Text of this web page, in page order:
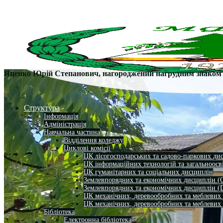
Структура
Інформація
Адміністрація
Навчальна частина
Відділення коледжу
Циклові комісії
ЦК лісогосподарських та садово-паркових
ЦК інформаційних технологій та
ЦК гуманітарних та соціальних дисциплін
Землевпорядних та економічних дисциплін
Землевпорядних та економічних дисциплін
ЦК механічних, деревообробних та
ЦК механічних, деревообробних та
Бібліотека
Електронна бібліотека
Яценко Юрій Степанович, нагороджений нагрудним знаком